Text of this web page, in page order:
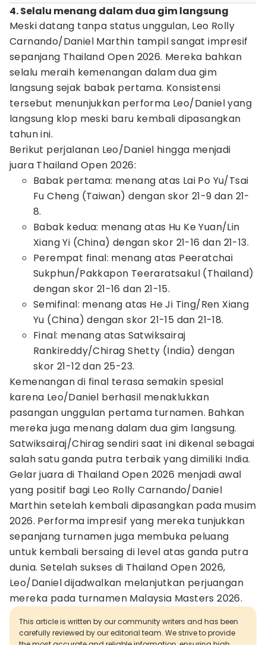
4. Selalu menang dalam dua gim langsung
Meski datang tanpa status unggulan, Leo Rolly
Carnando/Daniel Marthin tampil sangat impresif
sepanjang Thailand Open 2026. Mereka bahkan
selalu meraih kemenangan dalam dua gim
langsung sejak babak pertama. Konsistensi
tersebut menunjukkan performa Leo/Daniel yang
langsung klop meski baru kembali dipasangkan
tahun ini.
Berikut perjalanan Leo/Daniel hingga menjadi
juara Thailand Open 2026:
Babak pertama: menang atas Lai Po Yu/Tsai
Fu Cheng (Taiwan) dengan skor 21-9 dan 21-
8.
Babak kedua: menang atas Hu Ke Yuan/Lin
Xiang Yi (China) dengan skor 21-16 dan 21-13.
Perempat final: menang atas Peeratchai
Sukphun/Pakkapon Teeraratsakul (Thailand)
dengan skor 21-16 dan 21-15.
Semifinal: menang atas He Ji Ting/Ren Xiang
Yu (China) dengan skor 21-15 dan 21-18.
Final: menang atas Satwiksairaj
Rankireddy/Chirag Shetty (India) dengan
skor 21-12 dan 25-23.
Kemenangan di final terasa semakin spesial
karena Leo/Daniel berhasil menaklukkan
pasangan unggulan pertama turnamen. Bahkan
mereka juga menang dalam dua gim langsung.
Satwiksairaj/Chirag sendiri saat ini dikenal sebagai
salah satu ganda putra terbaik yang dimiliki India.
Gelar juara di Thailand Open 2026 menjadi awal
yang positif bagi Leo Rolly Carnando/Daniel
Marthin setelah kembali dipasangkan pada musim
2026. Performa impresif yang mereka tunjukkan
sepanjang turnamen juga membuka peluang
untuk kembali bersaing di level atas ganda putra
dunia. Setelah sukses di Thailand Open 2026,
Leo/Daniel dijadwalkan melanjutkan perjuangan
mereka pada turnamen Malaysia Masters 2026.
This article is written by our community writers and has been
carefully reviewed by our editorial team. We strive to provide